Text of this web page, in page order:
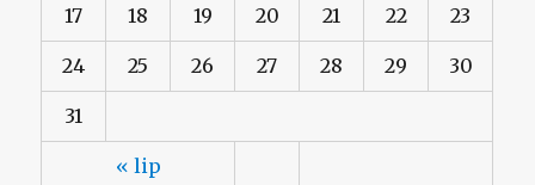
« lip
17 18 19 20 21 22 23
24 25 26 27 28 29 30
31